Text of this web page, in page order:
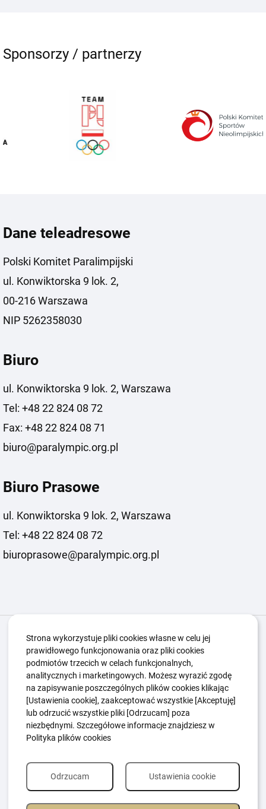
Sponsorzy / partnerzy
Dane teleadresowe
Polski Komitet Paralimpijski
ul. Konwiktorska 9 lok. 2,
00-216 Warszawa
NIP 5262358030
Biuro
ul. Konwiktorska 9 lok. 2, Warszawa
Tel: +48 22 824 08 72
Fax: +48 22 824 08 71
biuro@paralympic.org.pl
Biuro Prasowe
ul. Konwiktorska 9 lok. 2, Warszawa
Tel: +48 22 824 08 72
biuroprasowe@paralympic.org.pl
Igrzyska Paralimpijskie O nas
Kwalifikacje ZSK
Kluby Aktualności
Edukacja
Guttmanny Kontakt
Polityka Ochrony Dzieci
Sygnaliści
Polityka plików cookie
Strona wykorzystuje pliki cookies własne w celu jej
prawidłowego funkcjonowania oraz pliki cookies
podmiotów trzecich w celach funkcjonalnych,
analitycznych i marketingowych. Możesz wyrazić zgodę
na zapisywanie poszczególnych plików cookies klikając
[Ustawienia cookie], zaakceptować wszystkie [Akceptuję]
lub odrzucić wszystkie pliki [Odrzucam] poza
niezbędnymi. Szczegółowe informacje znajdziesz w
Polityka plików cookies
Ustawienia cookie
Odrzucam